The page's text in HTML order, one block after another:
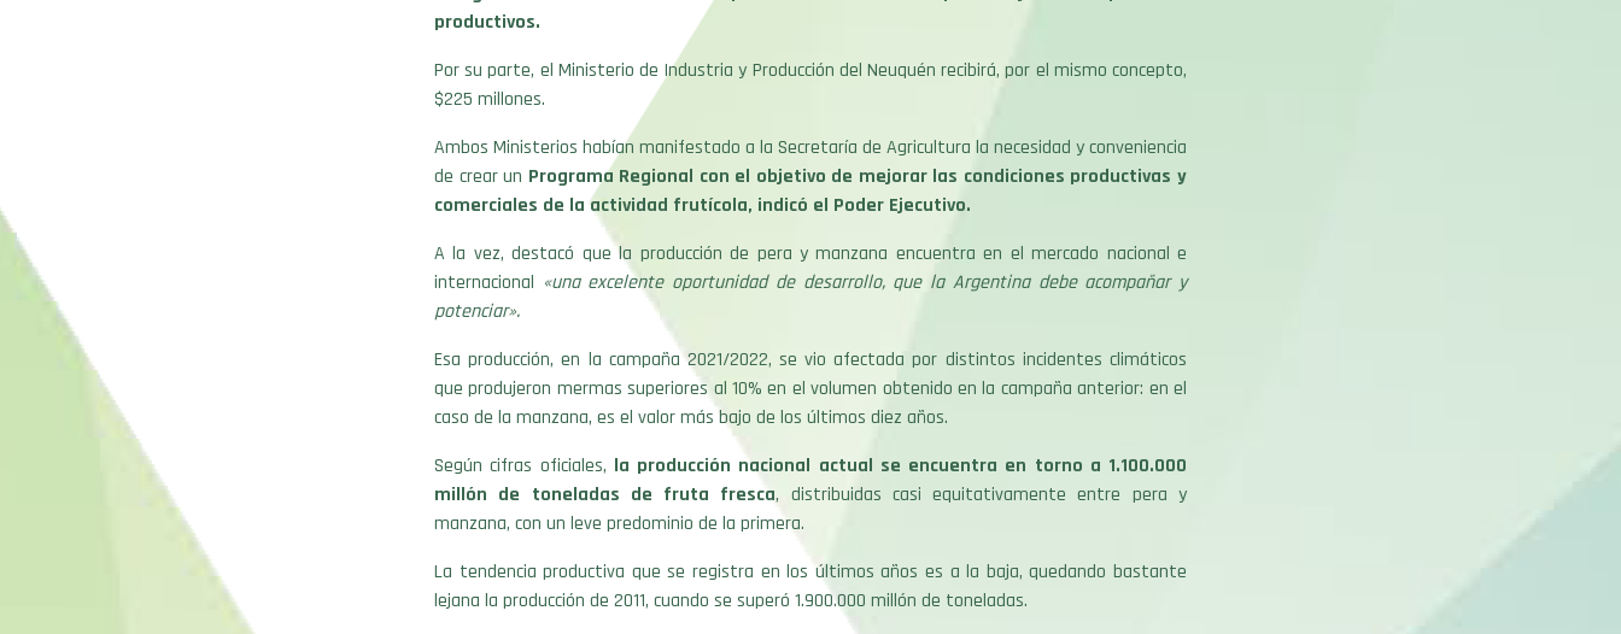
productivos.
Por su parte, el Ministerio de Industria y Producción del Neuquén recibirá, por el mismo concepto,
$225 millones.
Ambos Ministerios habían manifestado a la Secretaría de Agricultura la necesidad y conveniencia
de crear un Programa Regional con el objetivo de mejorar las condiciones productivas y
comerciales de la actividad frutícola, indicó el Poder Ejecutivo.
A la vez, destacó que la producción de pera y manzana encuentra en el mercado nacional e
internacional «una excelente oportunidad de desarrollo, que la Argentina debe acompañar y
potenciar».
Esa producción, en la campaña 2021/2022, se vio afectada por distintos incidentes climáticos
que produjeron mermas superiores al 10% en el volumen obtenido en la campaña anterior: en el
caso de la manzana, es el valor más bajo de los últimos diez años.
Según cifras oficiales, la producción nacional actual se encuentra en torno a 1.100.000
millón de toneladas de fruta fresca, distribuidas casi equitativamente entre pera y
manzana, con un leve predominio de la primera.
La tendencia productiva que se registra en los últimos años es a la baja, quedando bastante
lejana la producción de 2011, cuando se superó 1.900.000 millón de toneladas.